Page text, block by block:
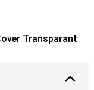
simple and cheap
your Apple
camera, gates and
Transparant